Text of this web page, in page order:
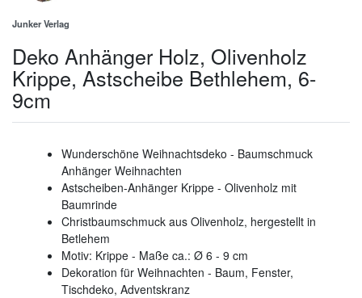
Junker Verlag
Deko Anhänger Holz, Olivenholz
Krippe, Astscheibe Bethlehem, 6-
9cm
Wunderschöne Weihnachtsdeko - Baumschmuck
Anhänger Weihnachten
Astscheiben-Anhänger Krippe - Olivenholz mit
Baumrinde
Christbaumschmuck aus Olivenholz, hergestellt in
Betlehem
Motiv: Krippe - Maße ca.: Ø 6 - 9 cm
Dekoration für Weihnachten - Baum, Fenster,
Tischdeko, Adventskranz